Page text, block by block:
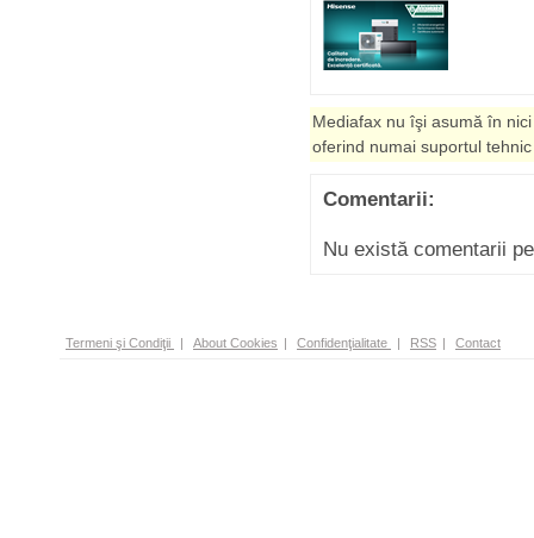
Mediafax nu îşi asumă în
oferind numai suportul
Comentarii:
Nu există comentarii
Termeni şi Condiţii | About Cookies | Confidenţialitate | RSS | Contact